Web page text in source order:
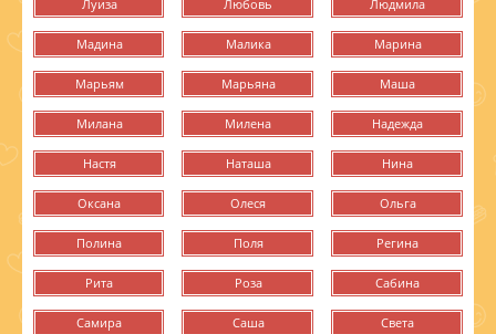
Луиза Любовь Людмила
Мадина Малика Марина
Марьям Марьяна Маша
Милана Милена Надежда
Настя Наташа Нина
Оксана Олеся Ольга
Полина Поля Регина
Рита Роза Сабина
Самира Саша Света